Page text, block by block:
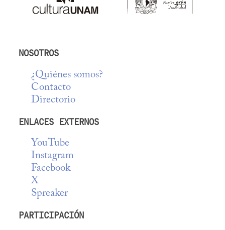
NOSOTROS
¿Quiénes somos?
Contacto
Directorio
ENLACES EXTERNOS
YouTube
Instagram
Facebook
X
Spreaker
PARTICIPACIÓN